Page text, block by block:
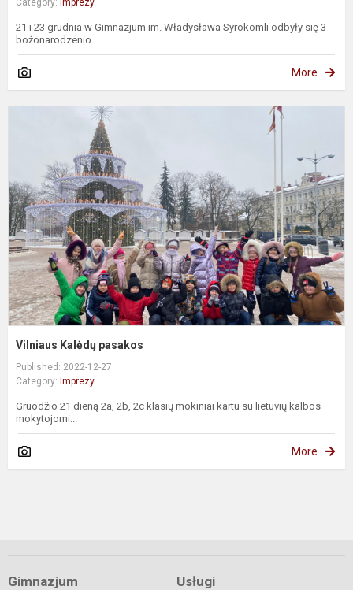
21 i 23 grudnia w Gimnazjum im. Władysława Syrokomli odbyły się 3
bożonarodzenio...
More
Vilniaus Kalėdų pasakos
Published: 2022-12-27
Category: Imprezy
Gruodžio 21 dieną 2a, 2b, 2c klasių mokiniai kartu su lietuvių kalbos
mokytojomi...
More
Gimnazjum Usługi